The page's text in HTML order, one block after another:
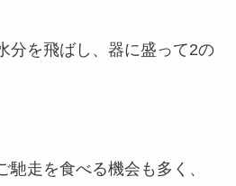
分を飛ばし、器に盛って2の
馳走を食べる機会も多く、